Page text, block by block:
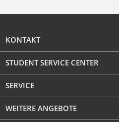
KONTAKT
STUDENT SERVICE CENTER
SERVICE
WEITERE ANGEBOTE